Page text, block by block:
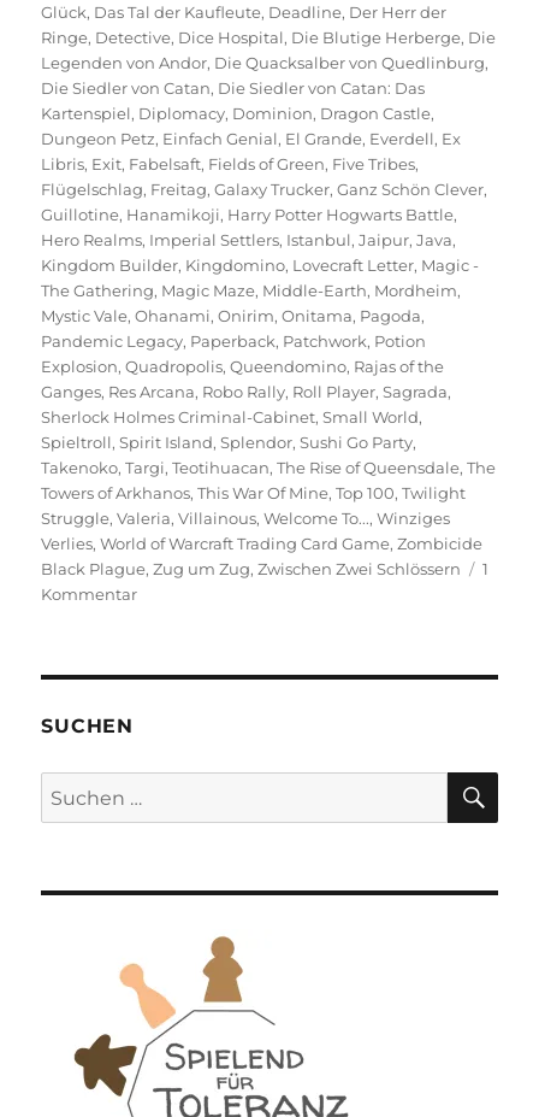
Glück, Das Tal der Kaufleute, Deadline, Der Herr der
Ringe, Detective, Dice Hospital, Die Blutige Herberge, Die
Legenden von Andor, Die Quacksalber von Quedlinburg,
Die Siedler von Catan, Die Siedler von Catan: Das
Kartenspiel, Diplomacy, Dominion, Dragon Castle,
Dungeon Petz, Einfach Genial, El Grande, Everdell, Ex
Libris, Exit, Fabelsaft, Fields of Green, Five Tribes,
Flügelschlag, Freitag,Galaxy Trucker,Ganz Schön Clever,
Guillotine, Hanamikoji, Harry Potter Hogwarts Battle,
Hero Realms, Imperial Settlers, Istanbul,Jaipur,Java,
Kingdom Builder, Kingdomino, Lovecraft Letter, Magic -
The Gathering, Magic Maze, Middle-Earth, Mordheim,
Mystic Vale,Ohanami,Onirim,Onitama, Pagoda,
Pandemic Legacy, Paperback, Patchwork, Potion
Explosion,Quadropolis,Queendomino, Rajas of the
Ganges, Res Arcana, Robo Rally, Roll Player,Sagrada,
Sherlock Holmes Criminal-Cabinet,Small World,
Spieltroll,Spirit Island,Splendor,Sushi Go Party,
Takenoko,Targi,Teotihuacan,The Rise of Queensdale,The
Towers of Arkhanos,This War Of Mine,Top 100,Twilight
Struggle,Valeria,Villainous,Welcome To...,Winziges
Verlies,World of Warcraft Trading Card Game,Zombicide
Black Plague,Zug um Zug,Zwischen Zwei Schlössern
1
Kommentarzu
Spiele
Zeiten
SUCHEN
Suchen
nach: